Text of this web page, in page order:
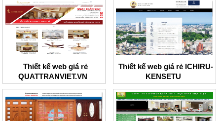
Thiết kế web giá rẻ
QUATTRANVIET.VN
Thiết kế web giá rẻ ICHIRU-
KENSETU